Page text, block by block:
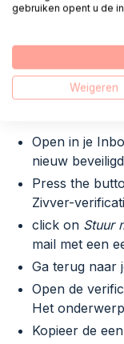
Open een
Een verificatie-
Open in je
nieuw
Press the
Zivver-
click on Stuur
mail met een
Ga terug naar
Open de
Het
Kopieer de
gebruiken opent u de
Weigeren